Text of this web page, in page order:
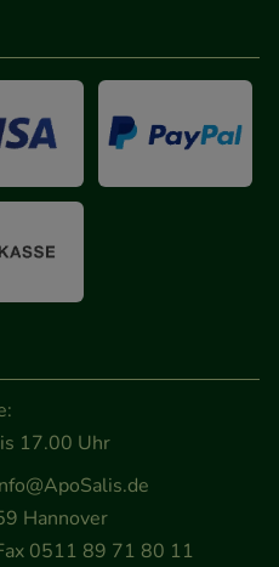
Sie optimieren können,
aber auch die
relevant für Sie
Sie, dass Daten hierfür
Google oder soziale
17.00 Uhr
Hannover
0511 89 71 80 11